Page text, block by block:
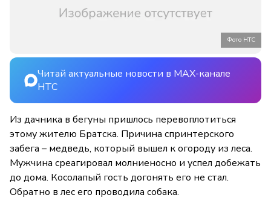
Фото НТС
Читай актуальные новости в MAX-канале
НТС
Из дачника в бегуны пришлось перевоплотиться
этому жителю Братска. Причина спринтерского
забега – медведь, который вышел к огороду из леса.
Мужчина среагировал молниеносно и успел добежать
до дома. Косолапый гость догонять его не стал.
Обратно в лес его проводила собака.